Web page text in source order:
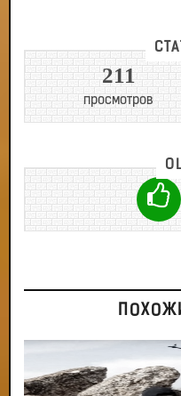
211
просмотров